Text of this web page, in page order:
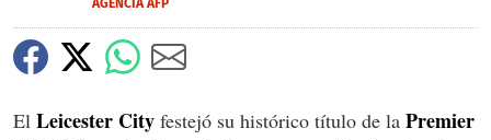
El Leicester City festejó su histórico título de la Premier